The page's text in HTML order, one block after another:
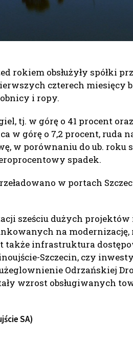
rokiem obsłużyły spółki
czterech miesięcy
i ropy.
tj. w górę o 41 procent oraz
w górę o 7,2 procent, ruda
w porównaniu do ub. roku
spadek.
w portach
sześciu dużych
na
infrastruktura
Szczecin, czy
Odrzańskiej
wzrost obsługiwanych
SA)